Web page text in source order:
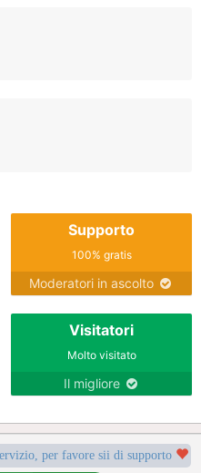
Supporto
100% gratis
Moderatori in ascolto
Visitatori
Molto visitato
Il migliore
per favore sii di supporto